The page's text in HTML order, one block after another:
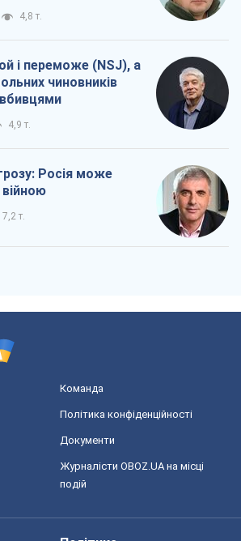
4,8 т.
і переможе (NSJ), а
чиновників
4,9 т.
Росія може
7,2 т.
Команда
Політика конфіденційності
Документи
Журналісти OBOZ.UA на місці
подій